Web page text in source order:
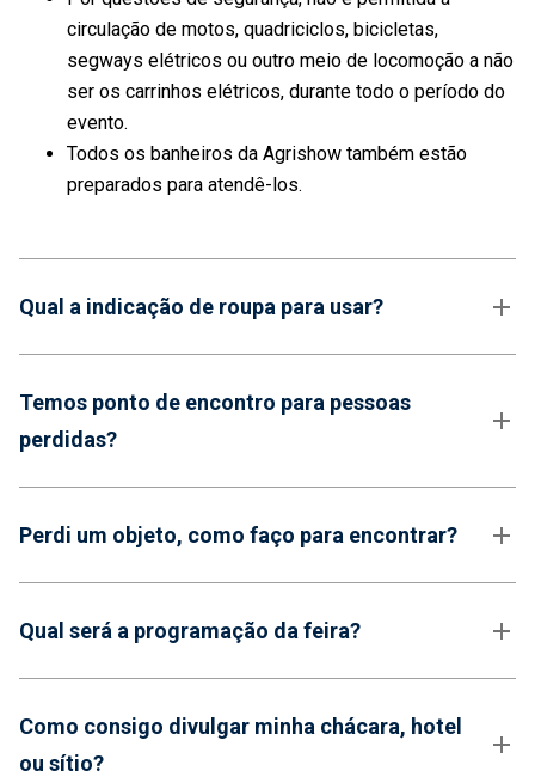
circulação de motos, quadriciclos, bicicletas,
segways elétricos ou outro meio de locomoção a não
ser os carrinhos elétricos, durante todo o período do
evento.
Todos os banheiros da Agrishow também estão
preparados para atendê-los.
Qual a indicação de roupa para usar?
Temos ponto de encontro para pessoas
perdidas?
Perdi um objeto, como faço para encontrar?
Qual será a programação da feira?
Como consigo divulgar minha chácara, hotel
ou sítio?